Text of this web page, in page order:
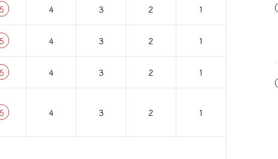
5 4 3 2 1
5 4 3 2 1
5 4 3 2 1
5 4 3 2 1